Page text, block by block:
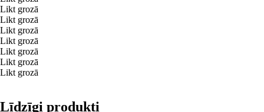
Likt grozā
Likt grozā
Likt grozā
Likt grozā
Likt grozā
Likt grozā
Likt grozā
Līdzīgi produkti